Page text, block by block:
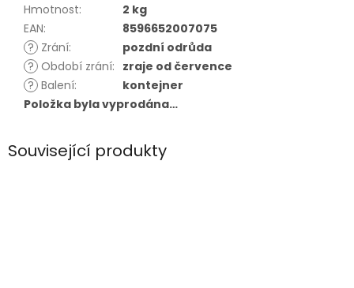
Hmotnost:
2 kg
EAN:
8596652007075
? Zrání:
pozdní odrůda
? Období zrání: zraje od července
? Balení:
kontejner
Položka byla vyprodána…
Související produkty